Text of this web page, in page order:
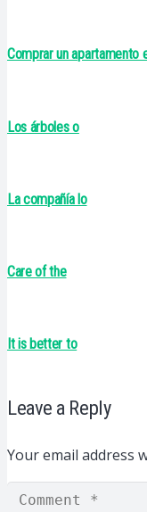
Comprar un apartamento
Los árboles o
La compañía lo
Care of the
It is better to
Leave a Reply
Your email address